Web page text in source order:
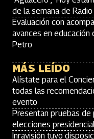
de la semana de
Evaluación con
avances en
Petro
MÁS LEÍDO
Alístate para el
todas las
evento
Presentan pruebas
elecciones
Inravisión tuvo